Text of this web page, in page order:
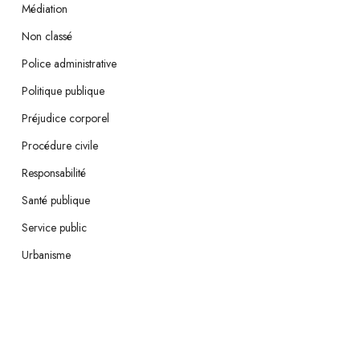
Médiation
Non classé
Police administrative
Politique publique
Préjudice corporel
Procédure civile
Responsabilité
Santé publique
Service public
Urbanisme